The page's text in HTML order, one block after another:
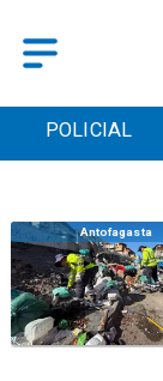
POLICIAL
Salud